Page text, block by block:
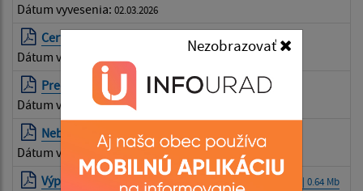
Nezobrazovať
Dátum vyvesenia: 02.03.2026
Certifikát za rok 2024 | PDF | 2.63 Mb
Dátum vyvesenia:
Pred vyhodením zošliapnite | PDF | 0.48 Mb
Dátum vyvesenia:13.08.2024
Nebuďme leniví, trieďme odpad! | PDF | 0.68 Mb
Dátum vyvesenia:
Výpočet vytriedenia komunálnych odpadov | PDF | 0.64 Mb